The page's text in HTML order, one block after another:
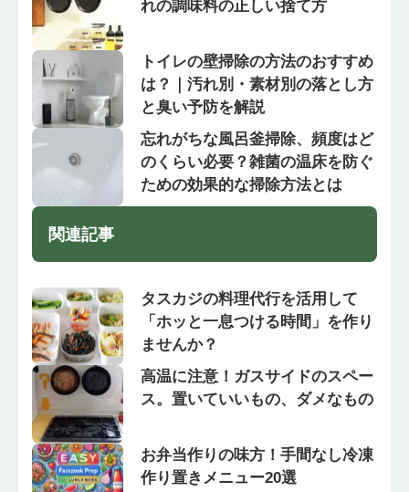
れの調味料の正しい捨て方
トイレの壁掃除の方法のおすすめ
は？｜汚れ別・素材別の落とし方
と臭い予防を解説
忘れがちな風呂釜掃除、頻度はど
のくらい必要？雑菌の温床を防ぐ
ための効果的な掃除方法とは
関連記事
タスカジの料理代行を活用して
「ホッと一息つける時間」を作り
ませんか？
高温に注意！ガスサイドのスペー
ス。置いていいもの、ダメなもの
お弁当作りの味方！手間なし冷凍
作り置きメニュー20選